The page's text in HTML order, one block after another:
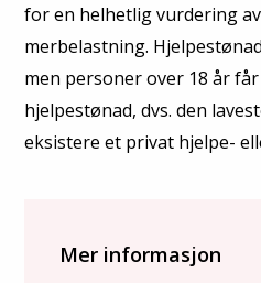
for en helhetlig vurdering
merbelastning.
men personer over 18 år
hjelpestønad, dvs. den
eksistere et privat hjelpe-
Mer informasjon